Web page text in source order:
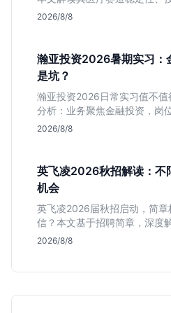
岗位面试节奏，帮应届生判断
2026/8/8
瀚亚投资2026暑期实习：
是坑？
瀚亚投资2026日常实习值不
分析：业务聚焦金融投资，岗
不明确。适合急需上海高含金
2026/8/8
英飞凌2026秋招解读：不
机会
英飞凌2026届秋招启动，简章
信？本文基于招聘简章，深度
行业地位、校招真实门槛及投
2026/8/8